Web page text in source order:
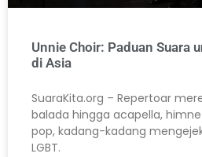
Unnie Choir: Paduan Suara
di Asia
SuaraKita.org – Repertoar
balada hingga acapella,
pop, kadang-kadang
LGBT.